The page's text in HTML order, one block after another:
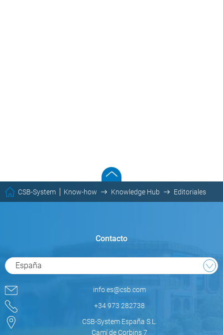
CSB-System Know-how Knowledge Hub Editoriales
Contacto
España
info.es@csb.com
+34 973 282738
CSB-System España S.L.
Camí de Corbins 7